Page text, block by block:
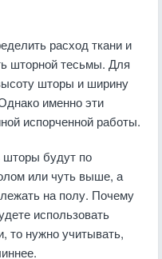
расход ткани и
шторной тесьмы. Для
шторы и ширину
именно эти
испорченной работы.
шторы будут по
или чуть выше, а
на полу. Почему
использовать
то нужно учитывать,